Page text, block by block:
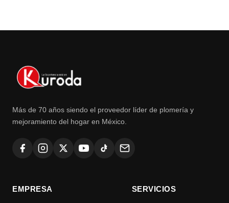
Más de 70 años siendo el proveedor líder de plomería y
mejoramiento del hogar en México.
EMPRESA SERVICIOS